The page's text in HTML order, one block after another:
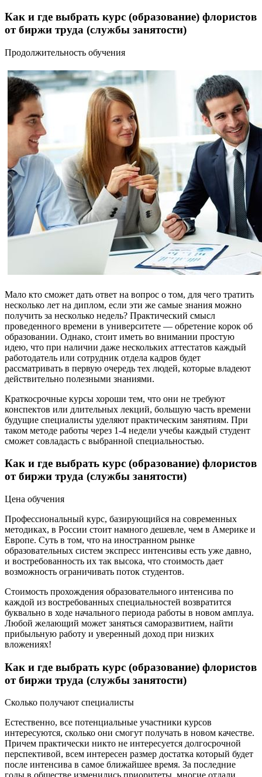
Как и где выбрать курс (образование) флористов
от биржи труда (службы занятости)
Продолжительность обучения
Мало кто сможет дать ответ на вопрос о том, для чего тратить
несколько лет на диплом, если эти же самые знания можно
получить за несколько недель? Практический смысл
проведенного времени в университете — обретение корок об
образовании. Однако, стоит иметь во внимании простую
идею, что при наличии даже нескольких аттестатов каждый
работодатель или сотрудник отдела кадров будет
рассматривать в первую очередь тех людей, которые владеют
действительно полезными знаниями.
Краткосрочные курсы хороши тем, что они не требуют
конспектов или длительных лекций, большую часть времени
будущие специалисты уделяют практическим занятиям. При
таком методе работы через 1-4 недели учебы каждый студент
сможет совладасть с выбранной специальностью.
Как и где выбрать курс (образование) флористов
от биржи труда (службы занятости)
Цена обучения
Профессиональный курс, базирующийся на современных
методиках, в России стоит намного дешевле, чем в Америке и
Европе. Суть в том, что на иностранном рынке
образовательных систем экспресс интенсивы есть уже давно,
и востребованность их так высока, что стоимость дает
возможность ограничивать поток студентов.
Стоимость прохождения образовательного интенсива по
каждой из востребованных специальностей возвратится
буквально в ходе начального периода работы в новом амплуа.
Любой желающий может заняться саморазвитием, найти
прибыльную работу и уверенный доход при низких
вложениях!
Как и где выбрать курс (образование) флористов
от биржи труда (службы занятости)
Сколько получают специалисты
Естественно, все потенциальные участники курсов
интересуются, сколько они смогут получать в новом качестве.
Причем практически никто не интересуется долгосрочной
перспективой, всем интересен размер достатка который будет
после интенсива в самое ближайшее время. За последние